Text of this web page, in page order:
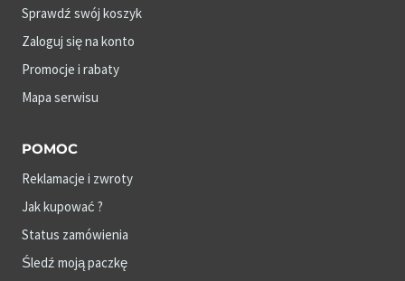
Sprawdź swój koszyk
Zaloguj się na konto
Promocje i rabaty
Mapa serwisu
POMOC
Reklamacje i zwroty
Jak kupować ?
Status zamówienia
Śledź moją paczkę